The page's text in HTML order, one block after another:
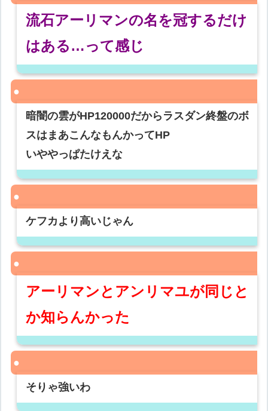
流石アーリマンの名を冠するだけ
はある…って感じ
暗闇の雲がHP120000だからラスダン終盤のボ
スはまあこんなもんかってHP
いややっぱたけえな
ケフカより高いじゃん
アーリマンとアンリマユが同じと
か知らんかった
そりゃ強いわ